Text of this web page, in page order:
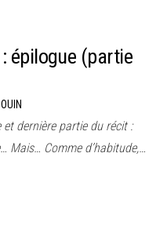
épilogue (partie
dernière partie du récit :
Mais… Comme d’habitude,…